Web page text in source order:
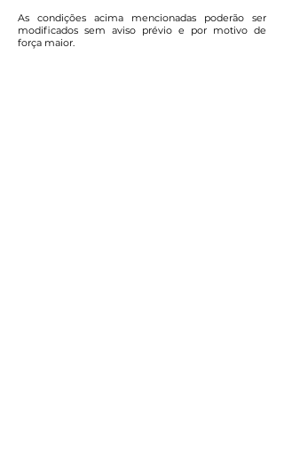
As condições acima mencionadas poderão ser
modificados sem aviso prévio e por motivo de
força maior.